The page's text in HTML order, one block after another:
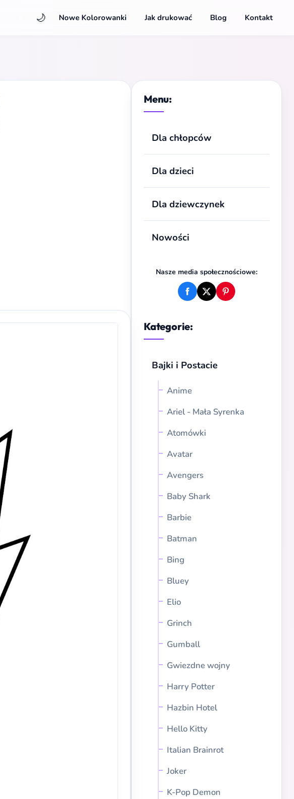
🌙 Nowe Kolorowanki Jak drukować Blog Kontakt
Menu:
Dla chłopców
Dla dzieci
Dla dziewczynek
Nowości
Nasze media społecznościowe:
Kategorie:
Bajki i Postacie
Anime
Ariel - Mała Syrenka
Atomówki
Avatar
Avengers
Baby Shark
Barbie
Batman
Bing
Bluey
Elio
Grinch
Gumball
Gwiezdne wojny
Harry Potter
Hazbin Hotel
Hello Kitty
Italian Brainrot
Joker
K-Pop Demon